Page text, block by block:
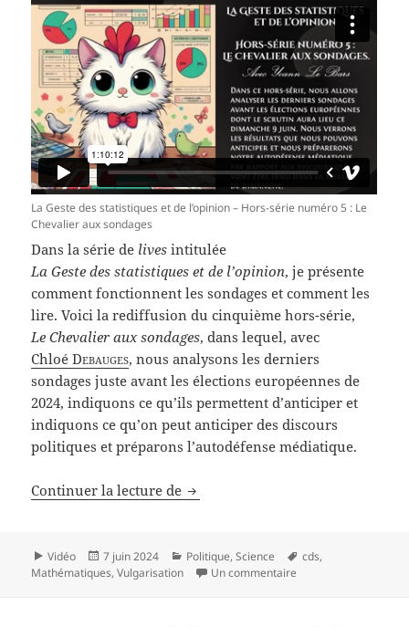
La Geste des statistiques et de l’opinion – Hors-série numéro 5 : Le
Chevalier aux sondages
Dans la série de lives intitulée
La Geste des statistiques et de l’opinion, je présente
comment fonctionnent les sondages et comment les
lire. Voici la rediffusion du cinquième hors-série,
Le Chevalier aux sondages, dans lequel, avec
ChloéDebauges, nous analysons les derniers
sondages juste avant les élections européennes de
2024, indiquons ce qu’ils permettent d’anticiper et
indiquons ce qu’on peut anticiper des discours
politiques et préparons l’autodéfense médiatique.
Continuer la lecture de La Geste des statistiques et de
Format
Vidéo
Publié
le
7 juin 2024 Catégories
Politique,Science
Mots-
cds,
Mathématiques,Vulgarisation Un commentaire